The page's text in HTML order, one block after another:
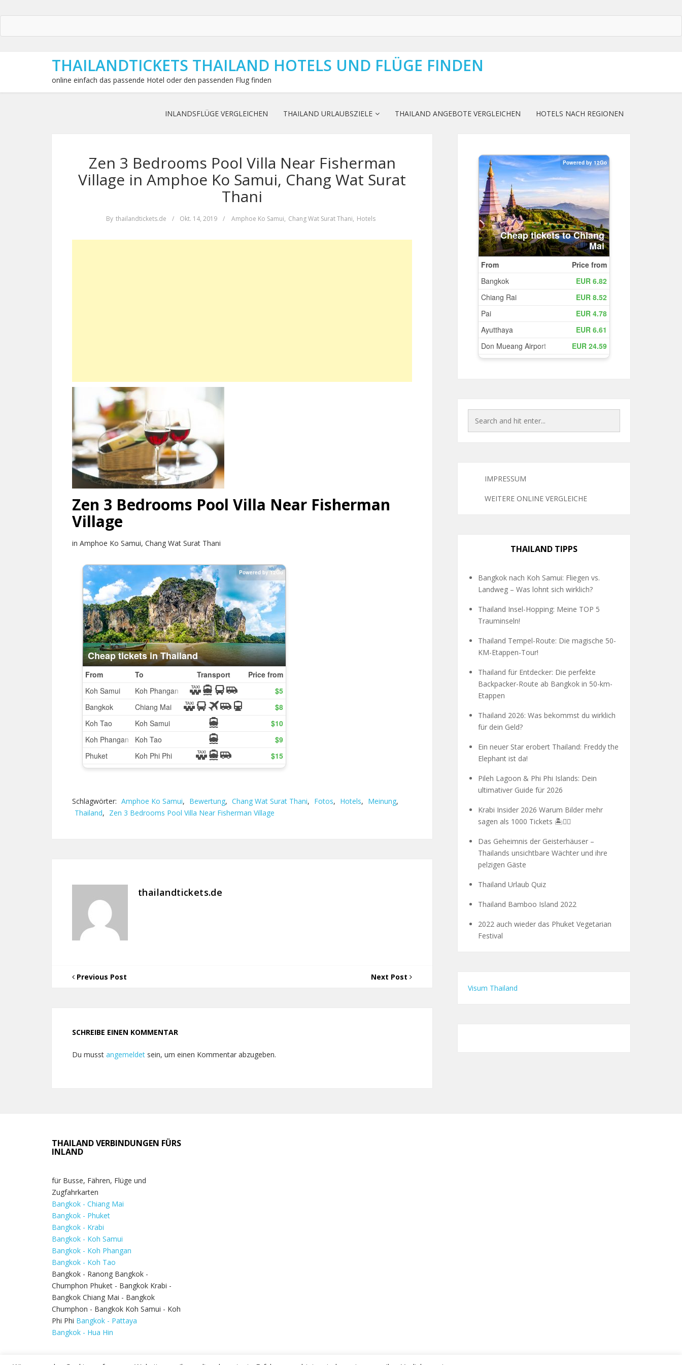
THAILANDTICKETS THAILAND HOTELS UND FLÜGE FINDEN
online einfach das passende Hotel oder den passenden Flug finden
INLANDSFLÜGE VERGLEICHEN THAILAND URLAUBSZIELE THAILAND ANGEBOTE VERGLEICHEN HOTELS NACH REGIONEN
Zen 3 Bedrooms Pool Villa Near Fisherman
Village in Amphoe Ko Samui, Chang Wat Surat
Thani
By thailandtickets.de / Okt. 14, 2019 / Amphoe Ko Samui, Chang Wat Surat Thani, Hotels
Zen 3 Bedrooms Pool Villa Near Fisherman
Village
in Amphoe Ko Samui, Chang Wat Surat Thani
Schlagwörter: Amphoe Ko Samui, Bewertung, Chang Wat Surat Thani, Fotos, Hotels, Meinung,
Thailand, Zen 3 Bedrooms Pool Villa Near Fisherman Village
thailandtickets.de
Previous Post Next Post
SCHREIBE EINEN KOMMENTAR
Du musst angemeldet sein, um einen Kommentar abzugeben.
IMPRESSUM
WEITERE ONLINE VERGLEICHE
THAILAND TIPPS
Bangkok nach Koh Samui: Fliegen vs.
Landweg – Was lohnt sich wirklich?
Thailand Insel-Hopping: Meine TOP 5
Trauminseln!
Thailand Tempel-Route: Die magische 50-
KM-Etappen-Tour!
Thailand für Entdecker: Die perfekte
Backpacker-Route ab Bangkok in 50-km-
Etappen
Thailand 2026: Was bekommst du wirklich
für dein Geld?
Ein neuer Star erobert Thailand: Freddy the
Elephant ist da!
Pileh Lagoon & Phi Phi Islands: Dein
ultimativer Guide für 2026
Krabi Insider 2026 Warum Bilder mehr
sagen als 1000 Tickets 🏝️🧗‍♂️
Das Geheimnis der Geisterhäuser –
Thailands unsichtbare Wächter und ihre
pelzigen Gäste
Thailand Urlaub Quiz
Thailand Bamboo Island 2022
2022 auch wieder das Phuket Vegetarian
Festival
Visum Thailand
THAILAND VERBINDUNGEN FÜRS
INLAND
für Busse, Fähren, Flüge und
Zugfahrkarten
Bangkok - Chiang Mai
Bangkok - Phuket
Bangkok - Krabi
Bangkok - Koh Samui
Bangkok - Koh Phangan
Bangkok - Koh Tao
Bangkok - Ranong Bangkok -
Chumphon Phuket - Bangkok Krabi -
Bangkok Chiang Mai - Bangkok
Chumphon - Bangkok Koh Samui - Koh
Phi Phi Bangkok - Pattaya
Bangkok - Hua Hin